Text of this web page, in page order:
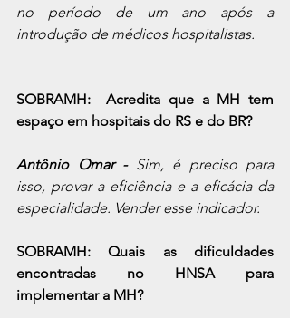
no período de um ano após a
introdução de médicos hospitalistas.
SOBRAMH:  Acredita que a MH tem
espaço em hospitais do RS e do BR?
Antônio Omar - Sim, é preciso para
isso, provar a eficiência e a eficácia da
especialidade. Vender esse indicador.
SOBRAMH: Quais as dificuldades
encontradas no HNSA para
implementar a MH?